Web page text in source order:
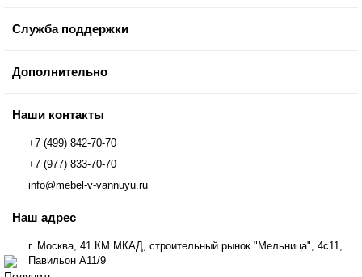
Служба поддержки
Дополнительно
Наши контакты
+7 (499) 842-70-70
+7 (977) 833-70-70
info@mebel-v-vannuyu.ru
Наш адрес
г. Москва, 41 КМ МКАД, строительный рынок "Мельница", 4с11,
Павильон А11/9